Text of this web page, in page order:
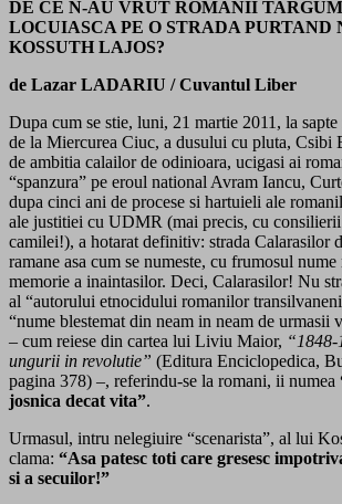
DE CE N-AU VRUT ROMANII
LOCUIASCA PE O STRADA
KOSSUTH LAJOS?
de Lazar LADARIU / Cuvantul Liber
Dupa cum se stie, luni, 21 martie 2011, la
de la Miercurea Ciuc, a dusului cu pluta, Csibi
de ambitia calailor de odinioara, ucigasi ai
“spanzura” pe eroul national Avram Iancu,
dupa cinci ani de procese si hartuieli ale
ale justitiei cu UDMR (mai precis, cu
camilei!), a hotarat definitiv: strada Calarasilor
ramane asa cum se numeste, cu frumosul
memorie a inaintasilor. Deci, Calarasilor! Nu
al “autorului etnocidului romanilor
“nume blestemat din neam in neam de urmasii
– cum reiese din cartea lui Liviu Maior,
ungurii in revolutie” (Editura Enciclopedica,
pagina 378) –, referindu-se la romani, ii numea
josnica decat vita”.
Urmasul, intru nelegiuire “scenarista”, al lui
clama: “Asa patesc toti care gresesc
si a secuilor!”